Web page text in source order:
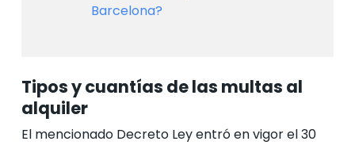
Barcelona?
Tipos y cuantías de las multas al
alquiler
El mencionado Decreto Ley entró en vigor el 30